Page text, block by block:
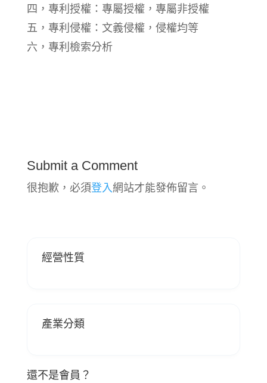
四，專利授權：專屬授權，專屬非授權
五，專利侵權：文義侵權，侵權均等
六，專利檢索分析
Submit a Comment
很抱歉，必須登入 網站才能發佈留言。
經營性質
產業分類
還不是會員？